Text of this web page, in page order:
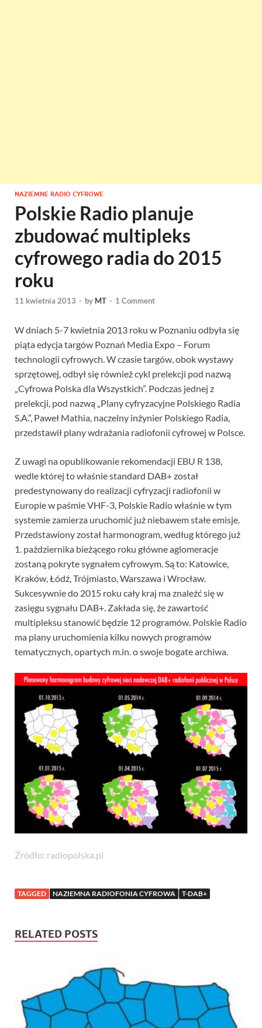
NAZIEMNE RADIO CYFROWE
Polskie Radio planuje
zbudować multipleks
cyfrowego radia do 2015
roku
11 kwietnia 2013 - by MT - 1 Comment
W dniach 5-7 kwietnia 2013 roku w Poznaniu odbyła się
piąta edycja targów Poznań Media Expo – Forum
technologii cyfrowych. W czasie targów, obok wystawy
sprzętowej, odbył się również cykl prelekcji pod nazwą
„Cyfrowa Polska dla Wszystkich”. Podczas jednej z
prelekcji, pod nazwą „Plany cyfryzacyjne Polskiego Radia
S.A.”, Paweł Mathia, naczelny inżynier Polskiego Radia,
przedstawił plany wdrażania radiofonii cyfrowej w Polsce.
Z uwagi na opublikowanie rekomendacji EBU R 138,
wedle której to właśnie standard DAB+ został
predestynowany do realizacji cyfryzacji radiofonii w
Europie w paśmie VHF-3, Polskie Radio właśnie w tym
systemie zamierza uruchomić już niebawem stałe emisje.
Przedstawiony został harmonogram, według którego już
1. października bieżącego roku główne aglomeracje
zostaną pokryte sygnałem cyfrowym. Są to: Katowice,
Kraków, Łódź, Trójmiasto, Warszawa i Wrocław.
Sukcesywnie do 2015 roku cały kraj ma znaleźć się w
zasięgu sygnału DAB+. Zakłada się, że zawartość
multipleksu stanowić będzie 12 programów. Polskie Radio
ma plany uruchomienia kilku nowych programów
tematycznych, opartych m.in. o swoje bogate archiwa.
Źródło: radiopolska.pl
TAGGED NAZIEMNA RADIOFONIA CYFROWA T-DAB+
RELATED POSTS